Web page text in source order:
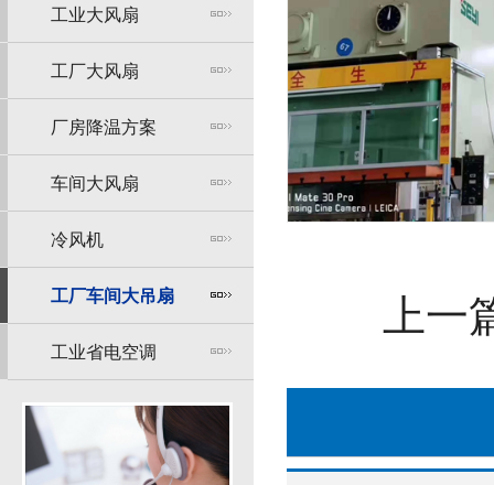
工业大风扇
工厂大风扇
厂房降温方案
车间大风扇
冷风机
工厂车间大吊扇
工业省电空调
上一